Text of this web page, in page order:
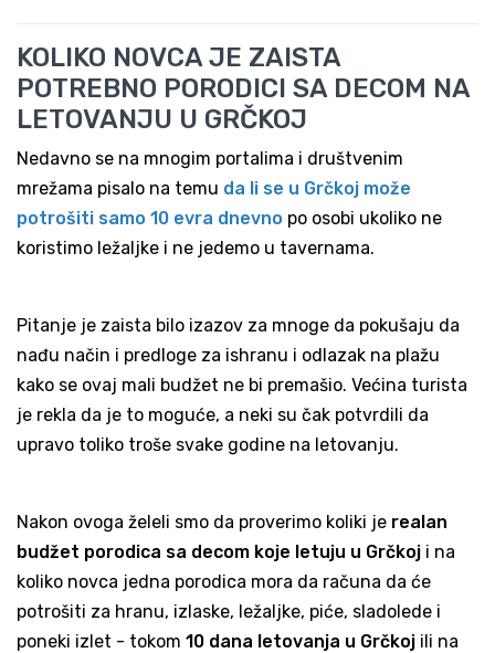
KOLIKO NOVCA JE ZAISTA
POTREBNO PORODICI SA DECOM NA
LETOVANJU U GRČKOJ
Nedavno se na mnogim portalima i društvenim
mrežama pisalo na temu da li se u Grčkoj može
potrošiti samo 10 evra dnevno po osobi ukoliko ne
koristimo ležaljke i ne jedemo u tavernama.
Pitanje je zaista bilo izazov za mnoge da pokušaju da
nađu način i predloge za ishranu i odlazak na plažu
kako se ovaj mali budžet ne bi premašio. Većina turista
je rekla da je to moguće, a neki su čak potvrdili da
upravo toliko troše svake godine na letovanju.
Nakon ovoga želeli smo da proverimo koliki je realan
budžet porodica sa decom koje letuju u Grčkoj i na
koliko novca jedna porodica mora da računa da će
potrošiti za hranu, izlaske, ležaljke, piće, sladolede i
poneki izlet - tokom 10 dana letovanja u Grčkoj ili na